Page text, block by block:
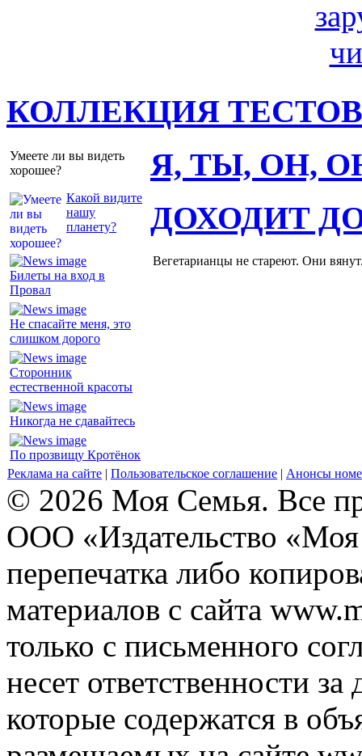
КОЛЛЕКЦИЯ ТЕСТОВ
Умеете ли вы видеть
хорошее?
Какой видите
нашу
планету?
Я, ТЫ, ОН,
Билеты на вход в
Провал
Не спасайте меня, это
слишком дорого
Сторонник
естественной красоты
Никогда не сдавайтесь
По прозвищу Кротёнок
ДОХОДИТ
Вегетарианцы не стареют. Они
Реклама на сайте | Пользовательское соглашение | Анонсы
© 2026 Моя Семья. Все
ООО «Издательство
перепечатка либо
материалов с сайта
только с письменного
несет ответственности
которые содержатся в